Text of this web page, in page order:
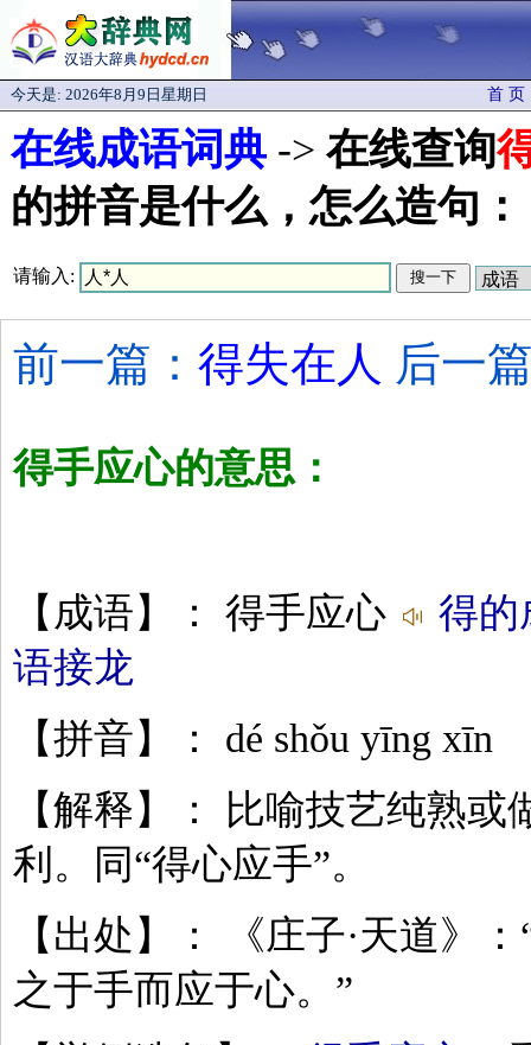
今天是: 2026年8月9日星期日 首 页
在线成语词典 -> 在线查询
的拼音是什么，怎么造句：
请输入:
前一篇： 得失在人 后一
得手应心的意思：
【成语】： 得手应心
得的
语接龙
【拼音】： dé shǒu yīng xīn
【解释】： 比喻技艺纯熟或
利。同“得心应手”。
【出处】： 《庄子·天道》：
之于手而应于心。”